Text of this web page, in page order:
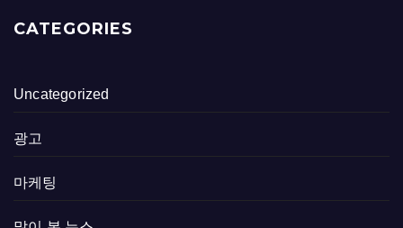
CATEGORIES
Uncategorized
광고
마케팅